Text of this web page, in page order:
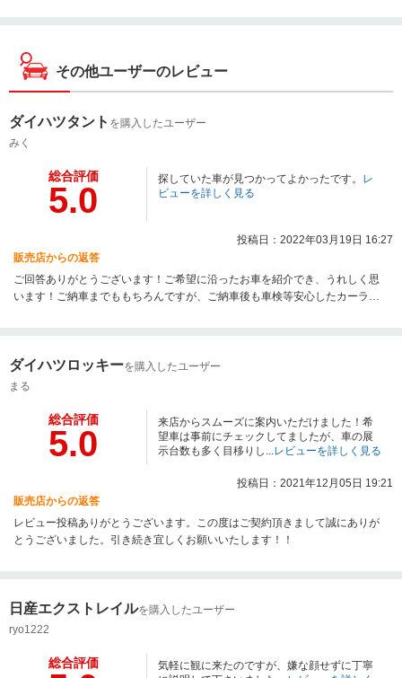
その他ユーザーのレビュー
ダイハツタント を購入したユーザー
みく
総合評価
5.0
探していた車が見つかってよかったです。 レ
ビューを詳しく見る
投稿日：2022年03月19日 16:27
販売店からの返答
ご回答ありがとうございます！ご希望に沿ったお車を紹介でき、うれしく思
います！ご納車までももちろんですが、ご納車後も車検等安心したカーライ
宜しくお願い致します！
ダイハツロッキーを購入したユーザー
まる
総合評価
5.0
来店からスムーズに案内いただけました！希
望車は事前にチェックしてましたが、車の展
示台数も多く目移りし... レビューを詳しく見る
投稿日：2021年12月05日 19:21
販売店からの返答
レビュー投稿ありがとうございます。この度はご契約頂きまして誠にありが
とうございました。引き続き宜しくお願いいたします！！
日産エクストレイルを購入したユーザー
ryo1222
総合評価
気軽に観に来たのですが、嫌な顔せずに丁寧